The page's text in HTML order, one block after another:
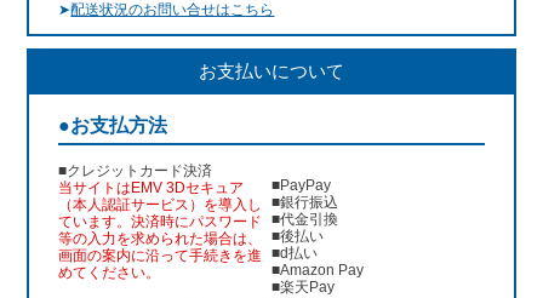
➤配送状況のお問い合せはこちら
お支払いについて
●お支払方法
■クレジットカード決済
当サイトはEMV 3Dセキュア
（本人認証サービス）を導入し
ています。決済時にパスワード
等の入力を求められた場合は、
画面の案内に沿って手続きを進
めてください。
■PayPay
■銀行振込
■代金引換
■後払い
■d払い
■Amazon Pay
■楽天Pay